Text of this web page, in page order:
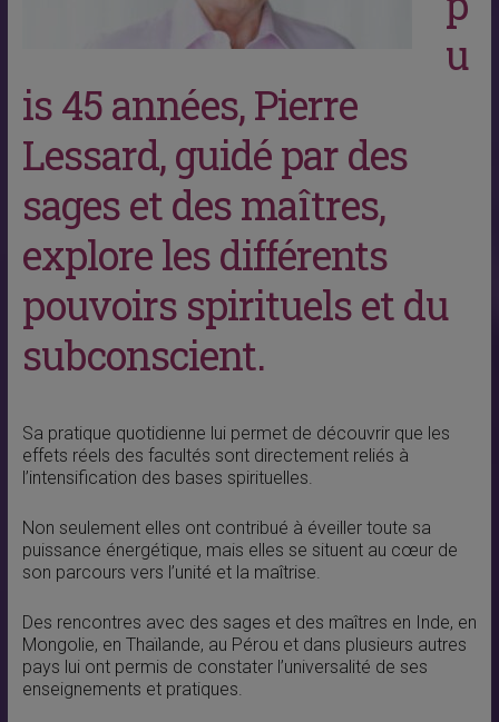
u
is 45 années, Pierre
Lessard, guidé par des
sages et des maîtres,
explore les différents
pouvoirs spirituels et du
subconscient.
Sa pratique quotidienne lui permet de découvrir que les
effets réels des facultés sont directement reliés à
l’intensification des bases spirituelles.
Non seulement elles ont contribué à éveiller toute sa
puissance énergétique, mais elles se situent au cœur de
son parcours vers l’unité et la maîtrise.
Des rencontres avec des sages et des maîtres en Inde, en
Mongolie, en Thaïlande, au Pérou et dans plusieurs autres
pays lui ont permis de constater l’universalité de ses
enseignements et pratiques.